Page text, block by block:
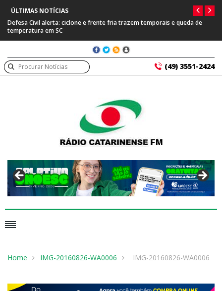
ÚLTIMAS NOTÍCIAS
Defesa Civil alerta: ciclone e frente fria trazem temporais e queda de
temperatura em SC
(49) 3551-2424
Home IMG-20160826-WA0006 IMG-20160826-WA0006